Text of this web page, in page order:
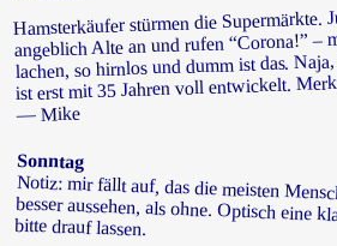
Hamsterkäufer stürmen die Supermärkte.
angeblich Alte an und rufen “Corona!” –
lachen, so hirnlos und dumm ist das.
ist erst mit 35 Jahren voll entwickelt.
— Mike
Sonntag
Notiz: mir fällt auf, das die meisten
besser aussehen, als ohne. Optisch eine
bitte drauf lassen.